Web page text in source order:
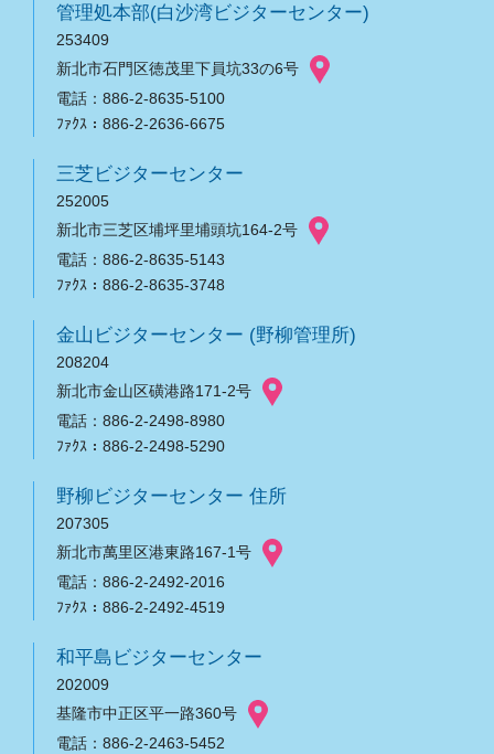
管理処本部(白沙湾ビジターセンター)
253409
新北市石門区徳茂里下員坑33の6号
電話：886-2-8635-5100
ﾌｧｸｽ：886-2-2636-6675
三芝ビジターセンター
252005
新北市三芝区埔坪里埔頭坑164-2号
電話：886-2-8635-5143
ﾌｧｸｽ：886-2-8635-3748
金山ビジターセンター (野柳管理所)
208204
新北市金山区磺港路171-2号
電話：886-2-2498-8980
ﾌｧｸｽ：886-2-2498-5290
野柳ビジターセンター 住所
207305
新北市萬里区港東路167-1号
電話：886-2-2492-2016
ﾌｧｸｽ：886-2-2492-4519
和平島ビジターセンター
202009
基隆市中正区平一路360号
電話：886-2-2463-5452